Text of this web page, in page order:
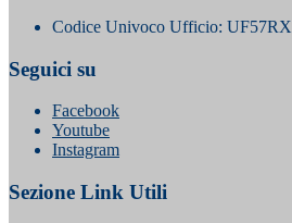
Codice Univoco Ufficio: UF57RX
Seguici su
Facebook
Youtube
Instagram
Sezione Link Utili